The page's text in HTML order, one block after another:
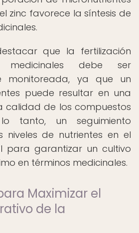
zinc favorece la síntesis de
que la fertilización
debe ser
monitoreada, ya que un
puede resultar en una
calidad de los compuestos
tanto, un seguimiento
de nutrientes en el
para garantizar un cultivo
en términos medicinales.
Maximizar el
de la